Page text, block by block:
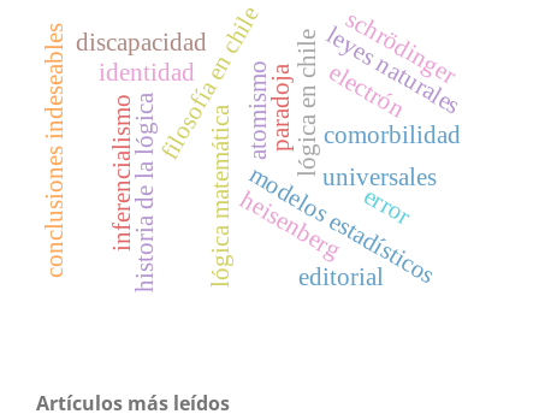
filosofía en chilelógica en chile
identidad
lógica matemática
historia de la lógica modelos estadísticos
error
discapacidad
comorbilidad
universales
leyes naturales
conclusiones indeseables electrón
atomismo
heisenberg
schrödinger
editorial
inferencialismo paradoja
Artículos más leídos